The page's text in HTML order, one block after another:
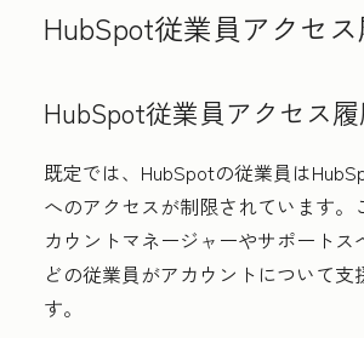
HubSpot従業員アクセ
HubSpot従業員アクセス
既定では、HubSpotの従業員は
へのアクセスが制限されています。
カウントマネージャーやサポートス
どの従業員がアカウントについて支
す。